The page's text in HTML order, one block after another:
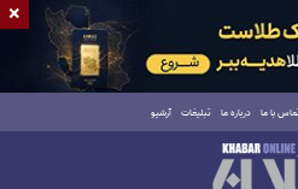
با ما درباره ما تبلیغات آرشیو
×